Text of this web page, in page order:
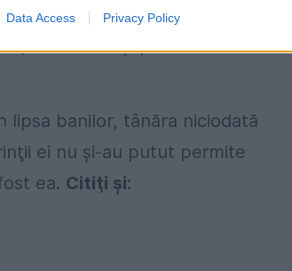
Data Access Privacy Policy
vis a fost să devină
pe Cornelia şi pe cei doi
lipsa banilor, tânăra niciodată
ei nu şi-au putut permite
ea. Citiţi şi: